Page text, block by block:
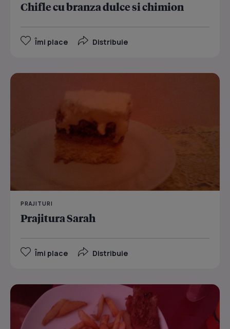
Chifle cu branza dulce si chimion
Îmi place Distribuie
PRAJITURI
Prajitura Sarah
Îmi place Distribuie